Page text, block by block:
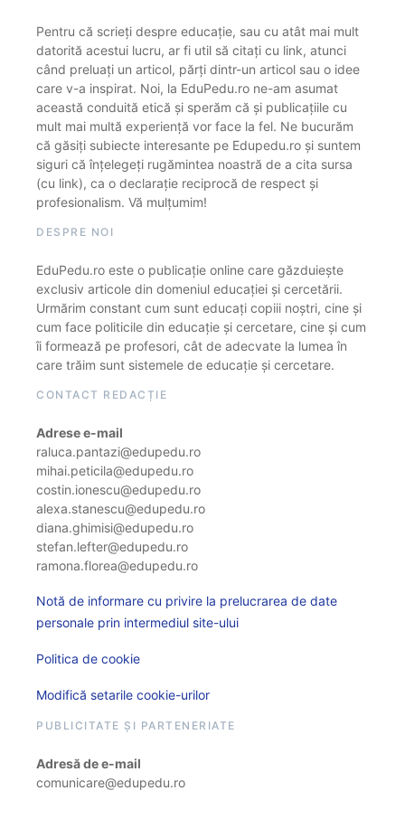
Pentru că scrieți despre educație, sau cu atât mai mult
datorită acestui lucru, ar fi util să citați cu link, atunci
când preluați un articol, părți dintr-un articol sau o idee
care v-a inspirat. Noi, la EduPedu.ro ne-am asumat
această conduită etică și sperăm că și publicațiile cu
mult mai multă experiență vor face la fel. Ne bucurăm
că găsiți subiecte interesante pe Edupedu.ro și suntem
siguri că înțelegeți rugămintea noastră de a cita sursa
(cu link), ca o declarație reciprocă de respect și
profesionalism. Vă mulțumim!
DESPRE NOI
EduPedu.ro este o publicație online care găzduiește
exclusiv articole din domeniul educației și cercetării.
Urmărim constant cum sunt educați copiii noștri, cine și
cum face politicile din educație și cercetare, cine și cum
îi formează pe profesori, cât de adecvate la lumea în
care trăim sunt sistemele de educație și cercetare.
CONTACT REDACȚIE
Adrese e-mail
raluca.pantazi@edupedu.ro
mihai.peticila@edupedu.ro
costin.ionescu@edupedu.ro
alexa.stanescu@edupedu.ro
diana.ghimisi@edupedu.ro
stefan.lefter@edupedu.ro
ramona.florea@edupedu.ro
Notă de informare cu privire la prelucrarea de date
personale prin intermediul site-ului
Politica de cookie
Modifică setarile cookie-urilor
PUBLICITATE ȘI PARTENERIATE
Adresă de e-mail
comunicare@edupedu.ro